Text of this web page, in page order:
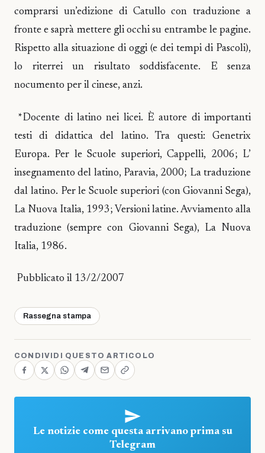
comprarsi un’edizione di Catullo con traduzione a
fronte e saprà mettere gli occhi su entrambe le pagine.
Rispetto alla situazione di oggi (e dei tempi di Pascoli),
lo riterrei un risultato soddisfacente. E senza
nocumento per il cinese, anzi.
*Docente di latino nei licei. È autore di importanti
testi di didattica del latino. Tra questi: Genetrix
Europa. Per le Scuole superiori, Cappelli, 2006; L’
insegnamento del latino, Paravia, 2000; La traduzione
dal latino. Per le Scuole superiori (con Giovanni Sega),
La Nuova Italia, 1993; Versioni latine. Avviamento alla
traduzione (sempre con Giovanni Sega), La Nuova
Italia, 1986.
Pubblicato il 13/2/2007
Rassegna stampa
CONDIVIDI QUESTO ARTICOLO
Le notizie come questa arrivano prima su
Telegram